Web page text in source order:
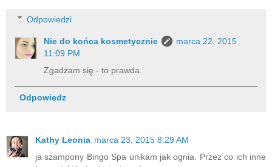
Odpowiedzi
Nie do końca kosmetycznie
marca 22, 2015
11:09 PM
Zgadzam się - to prawda.
Odpowiedz
Kathy Leonia marca 23, 2015 8:29 AM
ja szampony Bingo Spa unikam jak ognia. Przez co ich inne